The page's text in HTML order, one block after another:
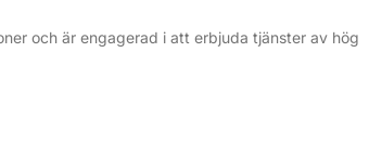
och är engagerad i att erbjuda tjänster av hög